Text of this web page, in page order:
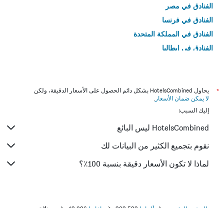
الفنادق في مصر
الفنادق في فرنسا
الفنادق في المملكة المتحدة
الفنادق في إيطاليا
*
يحاول HotelsCombined بشكل دائم الحصول على الأسعار الدقيقة، ولكن
لا يمكن ضمان الأسعار .
إليك السبب:
HotelsCombined ليس البائع
نقوم بتجميع الكثير من البيانات لك
لماذا لا تكون الأسعار دقيقة بنسبة 100٪؟